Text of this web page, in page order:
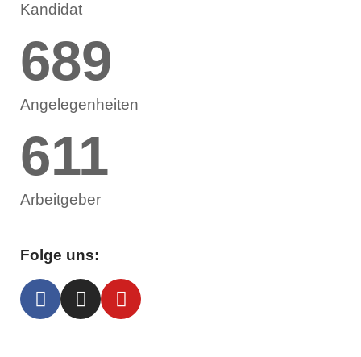
Kandidat
689
Angelegenheiten
611
Arbeitgeber
Folge uns: